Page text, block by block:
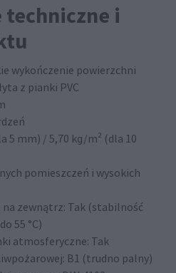
i
wykończenie powierzchni
z pianki PVC
5 mm) / 5,70 kg/m² (dla 10
pomieszczeń i wysokich
na zewnątrz: Tak (stabilność
55 °C)
atmosferyczne: Tak
B1 (trudno palny)